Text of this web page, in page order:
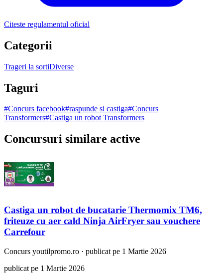
Citeste regulamentul oficial
Categorii
Trageri la sortiDiverse
Taguri
#Concurs facebook#raspunde si castiga#Concurs
Transformers#Castiga un robot Transformers
Concursuri similare active
Castiga un robot de bucatarie Thermomix TM6,
friteuze cu aer cald Ninja AirFryer sau vouchere
Carrefour
Concurs youtilpromo.ro · publicat pe 1 Martie 2026
publicat pe 1 Martie 2026